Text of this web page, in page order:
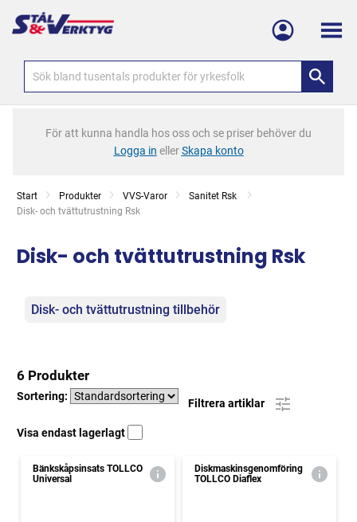
Meny
För att kunna handla hos oss och se priser behöver du
Logga in ellerSkapa konto
Start Produkter VVS-Varor
Sanitet Rsk
Current:
Disk- och tvättutrustning Rsk
Disk- och tvättutrustning Rsk
Kategorier
Disk- och tvättutrustning tillbehör
6 Produkter
Sortering:
Filtrera artiklar
Visa endast lagerlagt
Bänkskåpsinsats TOLLCO
Universal
Diskmaskinsgenomföring
TOLLCO Diaflex